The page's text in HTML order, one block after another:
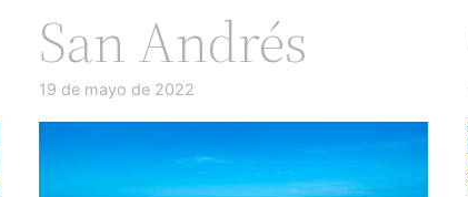
San Andrés
19 de mayo de 2022